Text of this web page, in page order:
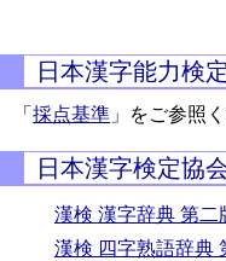
日本漢字能力検
「採点基準 」をご参照
日本漢字検定協
漢検 漢字辞典 第二
漢検 四字熟語辞典